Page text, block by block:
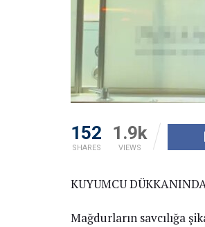
152
SHARES
1.9k
VIEWS
KUYUMCU
Mağdurların savcılığa